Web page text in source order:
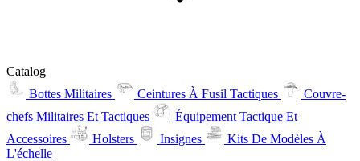
Catalog
Bottes Militaires
Ceintures À Fusil Tactiques
Couvre-
chefs Militaires Et Tactiques
Équipement Tactique Et
Accessoires
Holsters Insignes
Kits De Modèles À
L'échelle